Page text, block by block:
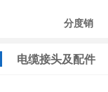
分度销
电缆接头及配件